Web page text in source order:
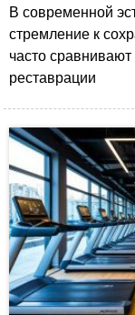
В современной
стремление к
часто сравнивают
реставрации